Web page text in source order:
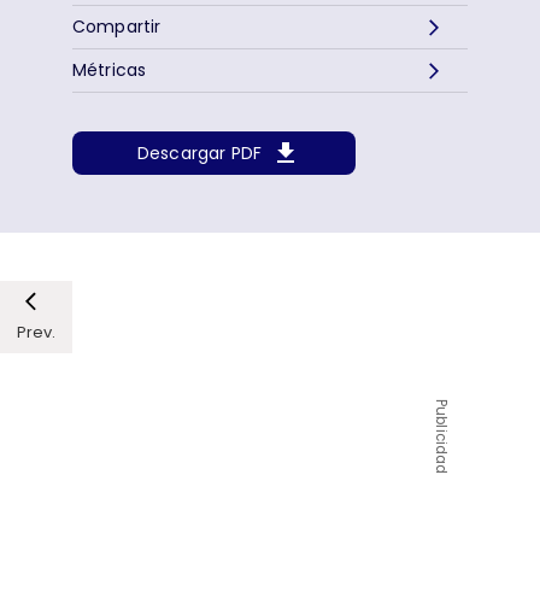
Descargar PDF
Métricas
Compartir
Prev.
Publicidad